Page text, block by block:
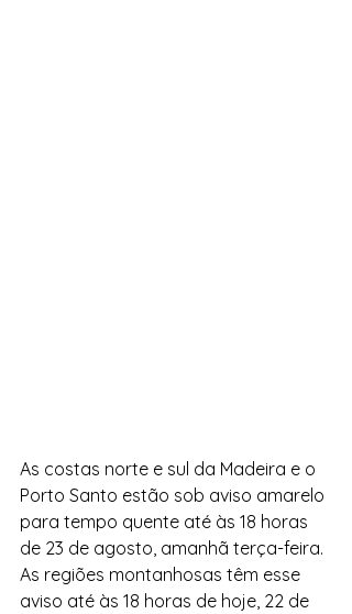
As costas norte e sul da Madeira e o
Porto Santo estão sob aviso amarelo
para tempo quente até às 18 horas
de 23 de agosto, amanhã terça-feira.
As regiões montanhosas têm esse
aviso até às 18 horas de hoje, 22 de